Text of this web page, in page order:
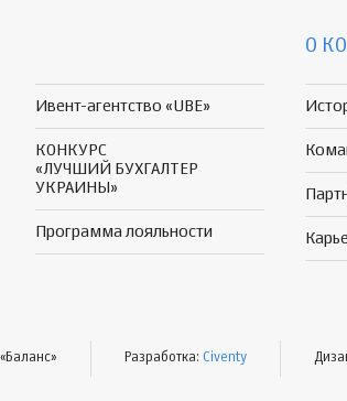
Ивент-агентство «UBE»
КОНКУРС
«ЛУЧШИЙ БУХГАЛТЕР
УКРАИНЫ»
Программа лояльности
О
Разработка: Civenty